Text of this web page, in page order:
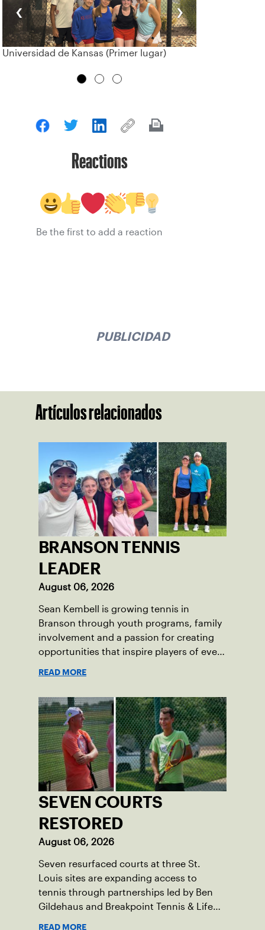
‹
Universidad de Kansas (Primer lugar)
›
Reactions
Be the first to add a reaction
PUBLICIDAD
Artículos relacionados
BRANSON TENNIS
LEADER
August 06, 2026
Sean Kembell is growing tennis in
Branson through youth programs, family
involvement and a passion for creating
opportunities that inspire players of every
READ MORE
SEVEN COURTS
RESTORED
August 06, 2026
Seven resurfaced courts at three St.
Louis sites are expanding access to
tennis through partnerships led by Ben
Gildehaus and Breakpoint Tennis & Life
READ MORE